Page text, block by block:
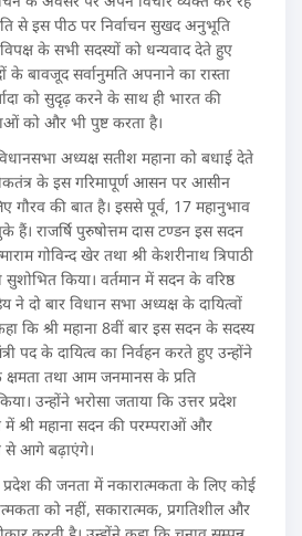
से इस पीठ पर निर्वाचन सुखद अनुभूति
विपक्ष के सभी सदस्यों को धन्यवाद देते हुए
के बावजूद सर्वानुमति अपनाने का रास्ता
को सुदृढ़ करने के साथ ही भारत की
को और भी पुष्ट करता है।
अध्यक्ष सतीश महाना को बधाई देते
के इस गरिमापूर्ण आसन पर आसीन
गौरव की बात है। इससे पूर्व, 17 महानुभाव
राजर्षि पुरुषोत्तम दास टण्डन इस सदन
गोविन्द खेर तथा श्री केशरीनाथ त्रिपाठी
किया। वर्तमान में सदन के वरिष्ठ
ने दो बार विधान सभा अध्यक्ष के दायित्वों
कि श्री महाना 8वीं बार इस सदन के सदस्य
पद के दायित्व का निर्वहन करते हुए उन्होंने
तथा आम जनमानस के प्रति
उन्होंने भरोसा जताया कि उत्तर प्रदेश
श्री महाना सदन की परम्पराओं और
से आगे बढ़ाएंगे।
की जनता में नकारात्मकता के लिए कोई
को नहीं, सकारात्मक, प्रगतिशील और